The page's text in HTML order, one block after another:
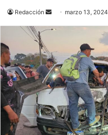
Redacción
Send marzo 13, 2024